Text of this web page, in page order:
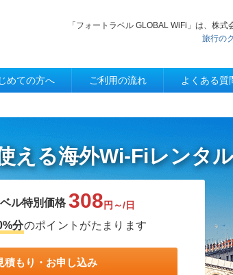
「フォートラベル GLOBAL WiFi」は、株
旅行の
めての方へ ご利用の流れ よくある質
える海外Wi-Fiレンタル
ル特別価格 308 円～/日
分のポイントがたまります
積もり・お申し込み